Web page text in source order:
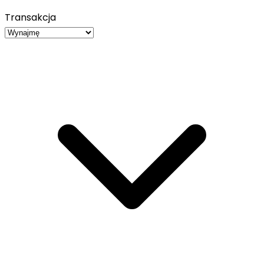
Transakcja